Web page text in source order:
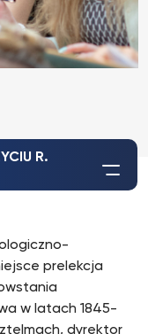
R.
prelekcja
w latach 1845-
dyrektor